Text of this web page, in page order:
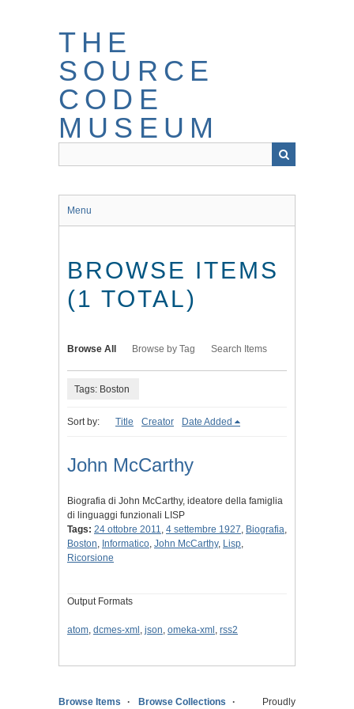
THE
SOURCE
CODE
MUSEUM
Menu
BROWSE ITEMS
(1 TOTAL)
Browse All Browse by Tag Search Items
Tags: Boston
Sort by: Title Creator Date Added
John McCarthy
Biografia di John McCarthy, ideatore della famiglia
di linguaggi funzionali LISP
Tags: 24 ottobre 2011, 4 settembre 1927, Biografia,
Boston, Informatico, John McCarthy, Lisp,
Ricorsione
Output Formats
atom, dcmes-xml , json, omeka-xml , rss2
Browse Items Browse Collections Proudly